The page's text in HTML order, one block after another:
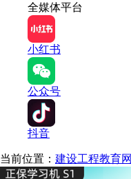
全媒体平台
小红书
公众号
抖音
当前位置： 建设工程教育网